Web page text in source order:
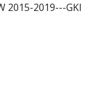
2015-2019---GKI